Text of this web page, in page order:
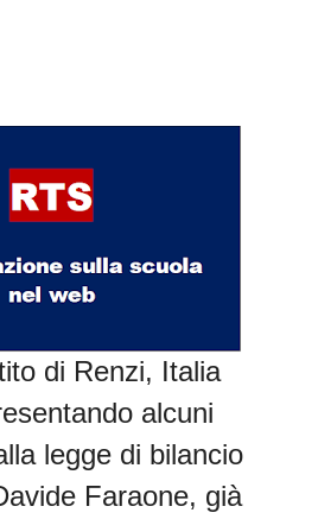
di Renzi, Italia
alcuni
legge di bilancio
Faraone, già